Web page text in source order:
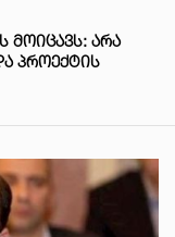
ᲛᲝᲘᲪᲐᲕᲡ: ᲐᲠᲐ
ᲞᲠᲝᲔᲥᲢᲘᲡ